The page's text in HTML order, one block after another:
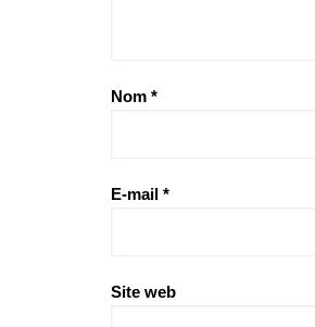
Nom *
E-mail *
Site web